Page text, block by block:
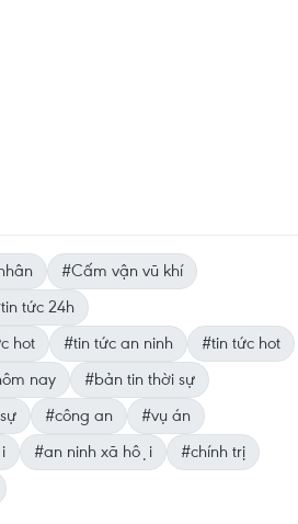
#Cấm vận vũ khí
tức 24h
hot #tin tức an ninh
#tin tức hot
nay
#bản tin thời sự
#công an
#vụ án
#an ninh xã hội
#chính trị